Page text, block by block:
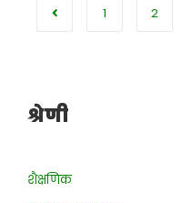
1 2
श्रेणी
शैक्षणिक